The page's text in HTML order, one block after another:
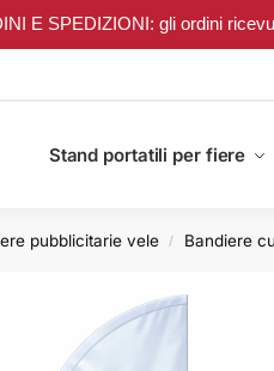
E SPEDIZIONI: gli ordini
Stand portatili per fiere
pubblicitarie vele / Bandiere